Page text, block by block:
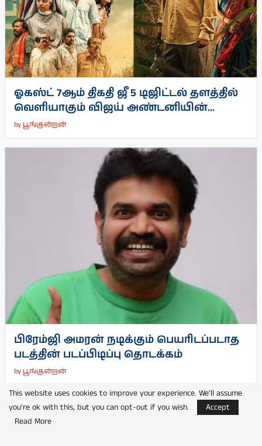
ஓகஸ்ட் 7ஆம் திகதி ஜீ 5 டிஜிட்டல் தளத்தில்
வெளியாகும் விஜய் அண்டனியின்...
by பூங்குன்றன்
பிரேம்ஜி அமரன் நடிக்கும் பெயரிடப்படாத
படத்தின் படப்பிடிப்பு தொடக்கம்
by பூங்குன்றன்
This website uses cookies to improve your experience. We'll assume
you're ok with this, but you can opt-out if you wish.
Accept
Read More